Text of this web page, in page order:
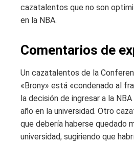
cazatalentos que no son
en la NBA.
Comentarios de
Un cazatalentos de la
«Brony» está «condenado al
la decisión de ingresar a la
año en la universidad. Otro
que debería haberse quedado
universidad, sugiriendo que